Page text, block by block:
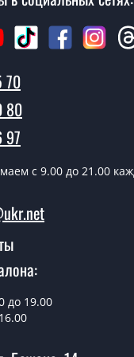
нескольких
сегодня
замерщика?
входные?
ассортимент
самых
дверей?
70
80
97
c 9.00 до 21.00
до 19.00